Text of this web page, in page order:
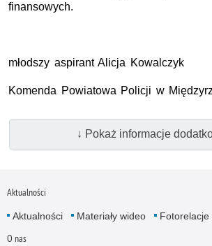
finansowych.
młodszy aspirant Alicja Kowalczyk
Komenda Powiatowa Policji w
↓ Pokaż informacje
Aktualności
Aktualności Materiały wideo Fotorelacje
O nas